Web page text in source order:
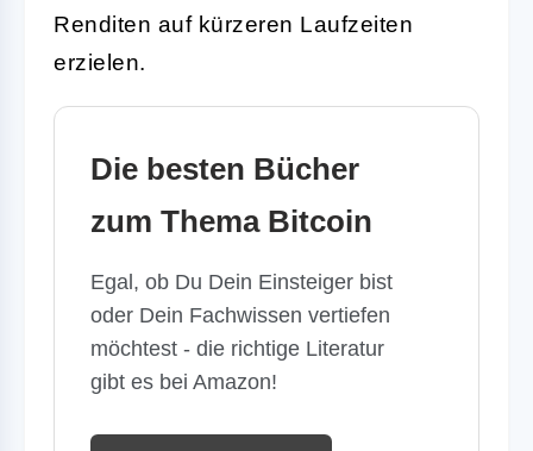
Renditen auf kürzeren Laufzeiten
erzielen.
Die besten Bücher
zum Thema Bitcoin
Egal, ob Du Dein Einsteiger bist
oder Dein Fachwissen vertiefen
möchtest - die richtige Literatur
gibt es bei Amazon!